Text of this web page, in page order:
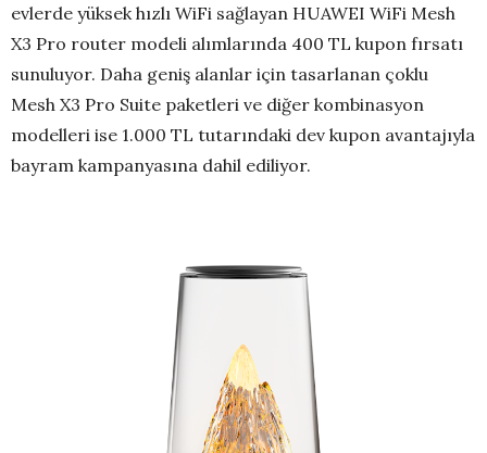
evlerde yüksek hızlı WiFi sağlayan HUAWEI WiFi Mesh
X3 Pro router modeli alımlarında 400 TL kupon fırsatı
sunuluyor. Daha geniş alanlar için tasarlanan çoklu
Mesh X3 Pro Suite paketleri ve diğer kombinasyon
modelleri ise 1.000 TL tutarındaki dev kupon avantajıyla
bayram kampanyasına dahil ediliyor.